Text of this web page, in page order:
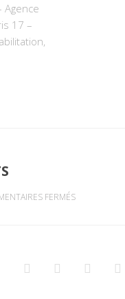
FERMÉSSUR